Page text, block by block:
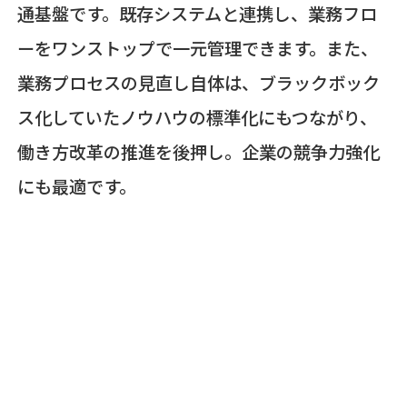
通基盤です。既存システムと連携し、業務フロ
ーをワンストップで一元管理できます。また、
業務プロセスの見直し自体は、ブラックボック
ス化していたノウハウの標準化にもつながり、
働き方改革の推進を後押し。企業の競争力強化
にも最適です。